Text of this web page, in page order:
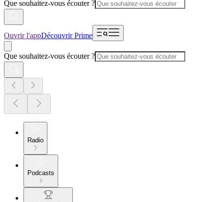
Que souhaitez-vous écouter ?
Ouvrir l'appDécouvrir Prime
Que souhaitez-vous écouter ?
Radio
Podcasts